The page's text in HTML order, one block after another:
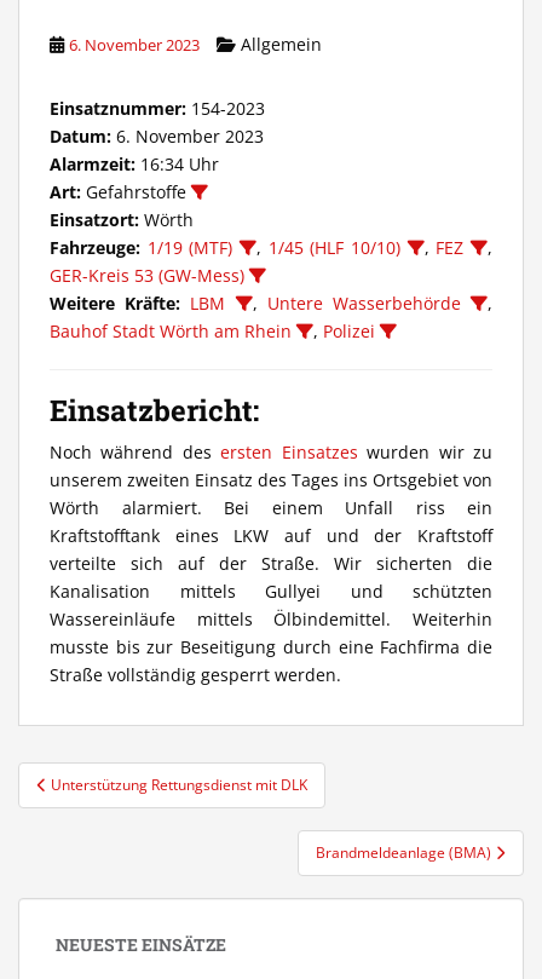
6. November 2023 Allgemein
Einsatznummer: 154-2023
Datum: 6. November 2023
Alarmzeit: 16:34 Uhr
Art: Gefahrstoffe
Einsatzort: Wörth
Fahrzeuge: 1/19 (MTF) , 1/45 (HLF 10/10) , FEZ
,
GER-Kreis 53 (GW-Mess)
Weitere Kräfte: LBM , Untere Wasserbehörde
,
Bauhof Stadt Wörth am Rhein
, Polizei
Einsatzbericht:
Noch während desersten Einsatzes wurden wir zu
unserem zweiten Einsatz des Tages ins Ortsgebiet von
Wörth alarmiert. Bei einem Unfall riss ein
Kraftstofftank eines LKW auf und der Kraftstoff
verteilte sich auf der Straße. Wir sicherten die
Kanalisation mittels Gullyei und schützten
Wassereinläufe mittels Ölbindemittel. Weiterhin
musste bis zur Beseitigung durch eine Fachfirma die
Straße vollständig gesperrt werden.
Beitragsnavigation
Unterstützung Rettungsdienst mit DLK
Brandmeldeanlage (BMA)
NEUESTE EINSÄTZE